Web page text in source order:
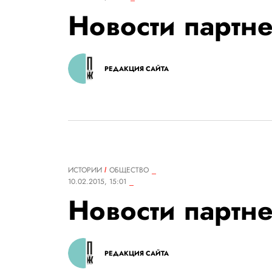
Новости
РЕДАКЦИЯ САЙТА
ИСТОРИИ
ОБЩЕСТВО
10.02.2015, 15:01
Новости
РЕДАКЦИЯ САЙТА